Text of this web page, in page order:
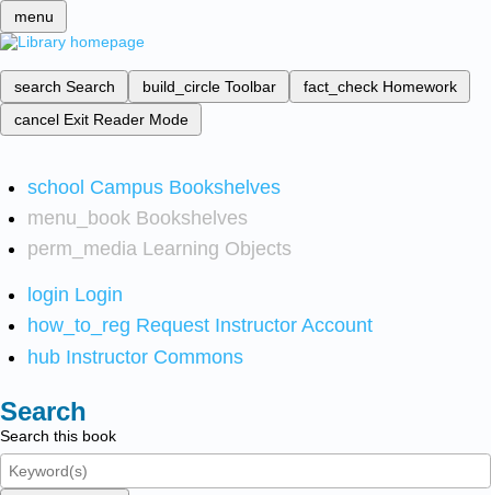
menu
search Search build_circle Toolbar fact_check Homework
cancel Exit Reader Mode
school Campus Bookshelves
menu_book Bookshelves
perm_media Learning Objects
login Login
how_to_reg Request Instructor Account
hub Instructor Commons
Search
Search this book